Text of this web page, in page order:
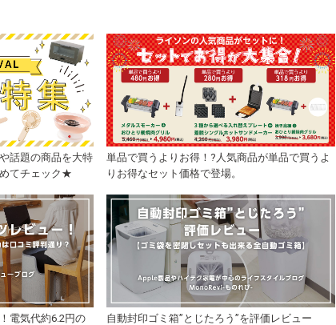
話題の商品を大特
てチェック★
単品で買うよりお得！?人気商品が単品で買うよ
りお得なセット価格で登場。
電気代約6.2円の
自動封印ゴミ箱”とじたろう”を評価レビュー